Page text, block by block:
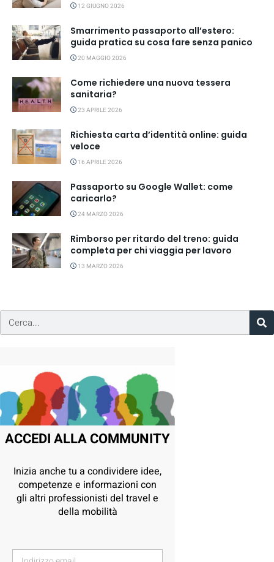
12 GIUGNO 2026
Smarrimento passaporto all’estero:
guida pratica su cosa fare senza panico
20 MAGGIO 2026
Come richiedere una nuova tessera
sanitaria?
23 APRILE 2026
Richiesta carta d’identità online: guida
veloce
16 APRILE 2026
Passaporto su Google Wallet: come
caricarlo?
24 MARZO 2026
Rimborso per ritardo del treno: guida
completa per chi viaggia per lavoro
13 MARZO 2026
ACCEDI ALLA COMMUNITY
Inizia anche tu a condividere idee,
competenze e informazioni con
gli altri professionisti del travel e
della mobilità